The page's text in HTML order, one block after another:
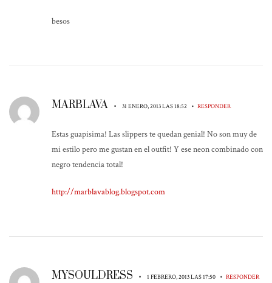
besos
MARBLAVA • 31 ENERO, 2013 LAS 18:52 • RESPONDER
Estas guapisima! Las slippers te quedan genial! No son muy de
mi estilo pero me gustan en el outfit! Y ese neon combinado con
negro tendencia total!
http://marblavablog.blogspot.com
MYSOULDRESS • 1 FEBRERO, 2013 LAS 17:50 • RESPONDER